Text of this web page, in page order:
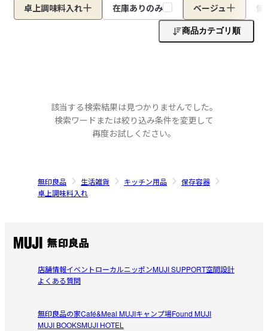
ア
卓上調味料入れ 在庫ありのみ ベージュ 価
商品カテゴリ順
該当する検索結果は見つかりませんでした。
検索ワードまたは絞り込み条件を変更して
再度お試しください。
無印良品 生活雑貨 キッチン用品
保存容器
卓上調味料入れ
店舗情報イベントローカルニッポンMUJI SUPPORT空間設計
よくある質問
無印良品の家Café&Meal MUJIキャンプ場Found MUJI
MUJI BOOKSMUJI HOTEL